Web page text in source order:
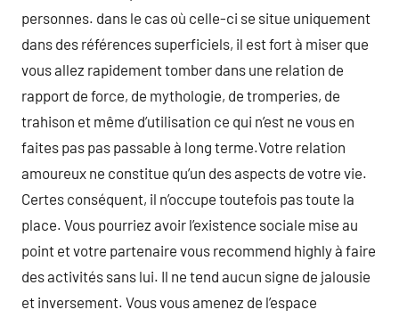
personnes. dans le cas où celle-ci se situe uniquement
dans des références superficiels, il est fort à miser que
vous allez rapidement tomber dans une relation de
rapport de force, de mythologie, de tromperies, de
trahison et même d’utilisation ce qui n’est ne vous en
faites pas pas passable à long terme.Votre relation
amoureux ne constitue qu’un des aspects de votre vie.
Certes conséquent, il n’occupe toutefois pas toute la
place. Vous pourriez avoir l’existence sociale mise au
point et votre partenaire vous recommend highly à faire
des activités sans lui. Il ne tend aucun signe de jalousie
et inversement. Vous vous amenez de l’espace